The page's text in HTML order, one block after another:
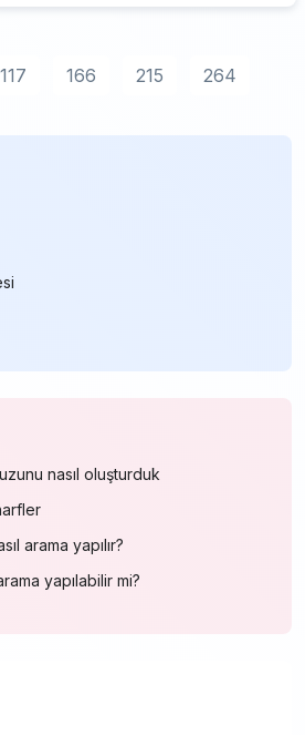
117 166 215 264
nasıl oluşturduk
arama yapılır?
yapılabilir mi?